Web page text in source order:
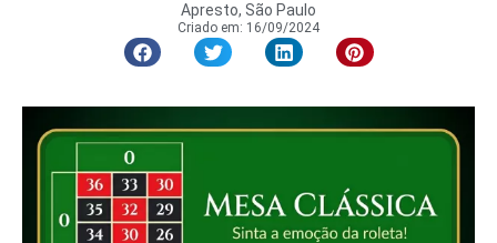
Apresto, São Paulo
Criado em: 16/09/2024